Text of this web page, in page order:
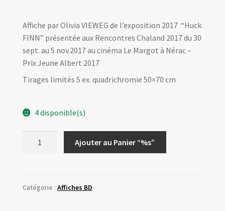
Affiche par Olivia VIEWEG de l’exposition 2017 “Huck
FINN” présentée aux Rencontres Chaland 2017 du 30
sept. au 5 nov.2017 au cinéma Le Margot à Nérac –
Prix Jeune Albert 2017
Tirages limités 5 ex. quadrichromie 50×70 cm
4 disponible(s)
-
Ajouter au Panier “%s”
Catégorie : Affiches BD